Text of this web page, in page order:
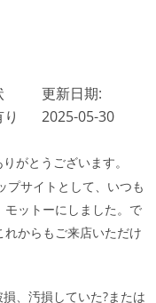
更新日期:
2025-05-30
がとうございます。
サイトとして、いつも
ットーにしました。で
からもご来店いただけ
、汚損していた?または